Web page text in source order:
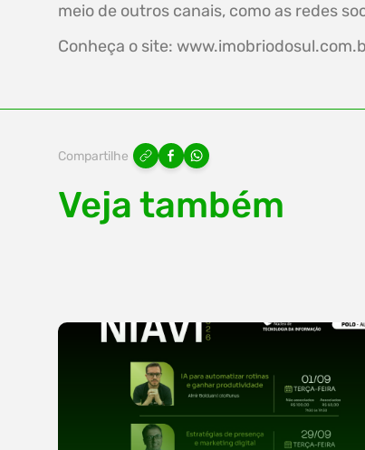
meio de outros canais, como as redes
Conheça o site:
Compartilhe
Veja também